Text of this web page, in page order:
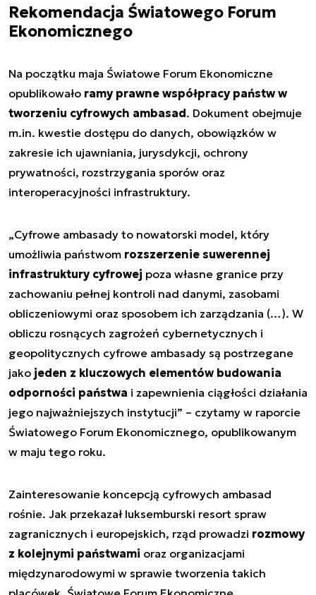
Rekomendacja Światowego Forum
Ekonomicznego
Na początku maja Światowe Forum Ekonomiczne
opublikowało ramy prawne współpracy państw w
tworzeniu cyfrowych ambasad. Dokument obejmuje
m.in. kwestie dostępu do danych, obowiązków w
zakresie ich ujawniania, jurysdykcji, ochrony
prywatności, rozstrzygania sporów oraz
interoperacyjności infrastruktury.
„Cyfrowe ambasady to nowatorski model, który
umożliwia państwom rozszerzenie suwerennej
infrastruktury cyfrowej poza własne granice przy
zachowaniu pełnej kontroli nad danymi, zasobami
obliczeniowymi oraz sposobem ich zarządzania (…). W
obliczu rosnących zagrożeń cybernetycznych i
geopolitycznych cyfrowe ambasady są postrzegane
jako jeden z kluczowych elementów budowania
odporności państwa i zapewnienia ciągłości działania
jego najważniejszych instytucji” – czytamy w raporcie
Światowego Forum Ekonomicznego, opublikowanym
w maju tego roku.
Zainteresowanie koncepcją cyfrowych ambasad
rośnie. Jak przekazał luksemburski resort spraw
zagranicznych i europejskich, rząd prowadzi rozmowy
z kolejnymi państwami oraz organizacjami
międzynarodowymi w sprawie tworzenia takich